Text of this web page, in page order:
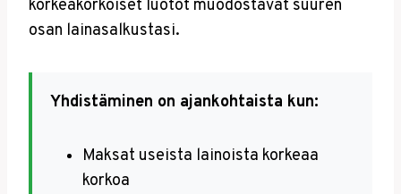
korkeakorkoiset luotot muodostavat suuren
osan lainasalkustasi.
Yhdistäminen on ajankohtaista kun:
Maksat useista lainoista korkeaa
korkoa